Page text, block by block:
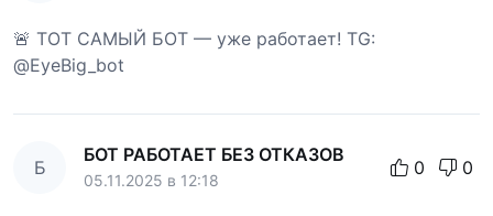
🚨 ТОТ САМЫЙ БОТ — уже работает! TG:
@EyeBig_bot
Б
БОТ РАБОТАЕТ БЕЗ ОТКАЗОВ
05.11.2025 в 12:18
0 0